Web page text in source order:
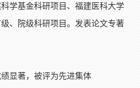
学基金科研项目、福建医科大学
、院级科研项目。发表论文专著
显著，被评为先进集体